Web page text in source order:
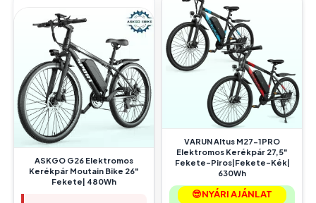
ASKGO G26 Elektromos
Kerékpár Moutain Bike 26″
Fekete| 480Wh
VARUN Altus M27-1PRO
Elektromos Kerékpár 27,5″
Fekete-Piros|Fekete-Kék|
630Wh
😎NYÁRI AJÁNLAT